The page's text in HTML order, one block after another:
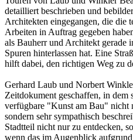
detailliert beschrieben und
Architekten eingegangen, die die
Arbeiten in Auftrag gegeben
als Bauherr und Architekt gerade
Spuren hinterlassen hat. Eine
hilft dabei, den richtigen Weg zu
Gerhard Laub und Norbert
Zeitdokument geschaffen, in
verfügbare "Kunst am Bau" nicht
sondern sehr sympathisch
Stadtteil nicht nur zu entdecken,
wenn das im Augenblick